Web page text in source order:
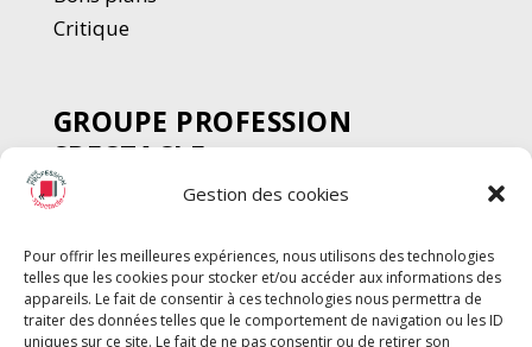
Gestion des cookies
Pour offrir les meilleures expériences, nous utilisons des technologies
telles que les cookies pour stocker et/ou accéder aux informations des
appareils. Le fait de consentir à ces technologies nous permettra de
traiter des données telles que le comportement de navigation ou les ID
uniques sur ce site. Le fait de ne pas consentir ou de retirer son
Critique
GROUPE PROFESSION
SPECTACLE
Chèque Intermittents
Chèque Compta
Chèque Emploi Spectacle
G-Pods